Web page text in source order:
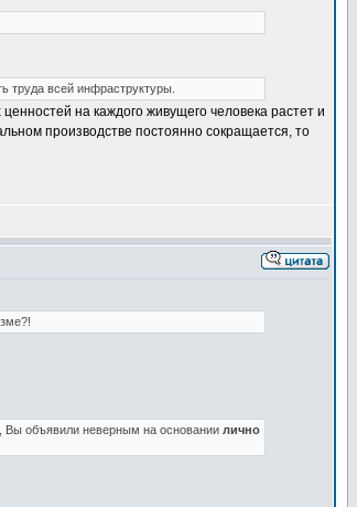
труда всей инфраструктуры.
на каждого живущего человека растет и
производстве постоянно сокращается, то
Вы объявили неверным на основании лично